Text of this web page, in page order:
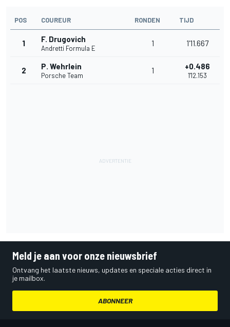
POS COUREUR RONDEN TIJD
1 F. Drugovich
Andretti Formula E
1 1'11.667
2 P. Wehrlein
Porsche Team
1 +0.486
1'12.153
Meld je aan voor onze nieuwsbrief
Ontvang het laatste nieuws, updates en speciale acties direct in
je mailbox.
ABONNEER